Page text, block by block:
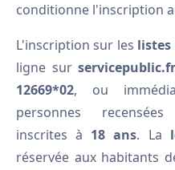
conditionne l'inscription
L'inscription sur les listes
ligne sur servicepublic.fr
12669*02, ou
personnes
inscrites à 18 ans. La
réservée aux habitants